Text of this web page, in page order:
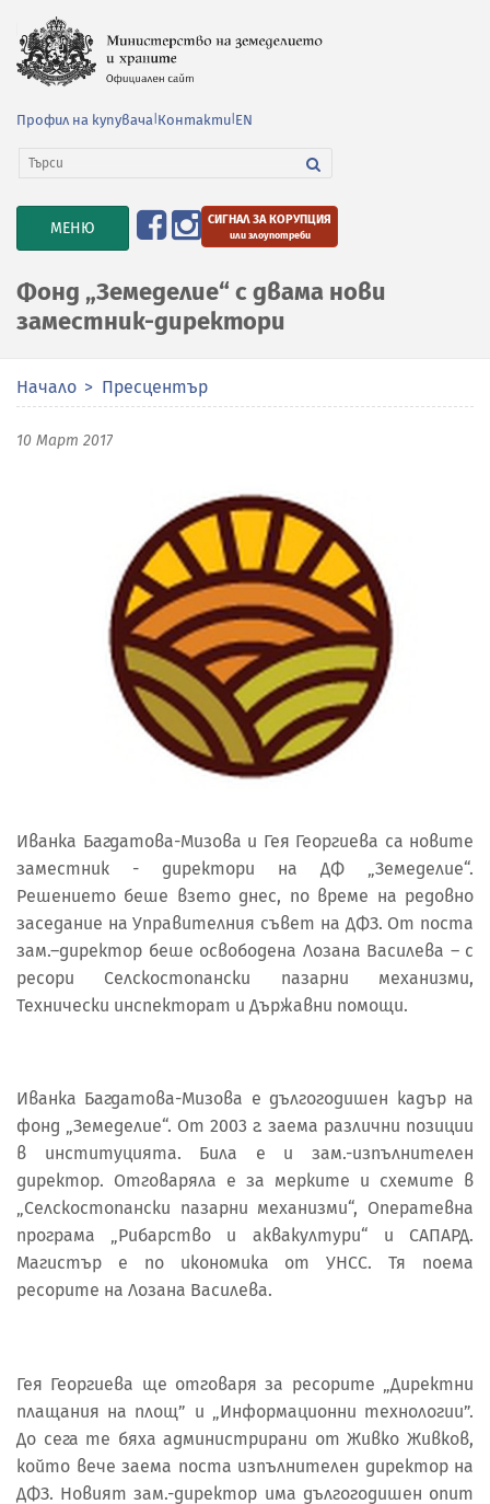
Профил на купувача Контакти EN
TOGGLE
NAVIGATION
МЕНЮ СИГНАЛ ЗА КОРУПЦИЯ
или злоупотреби
Фонд „Земеделие“ с двама нови
заместник-директори
Начало Пресцентър
10 Март 2017
Иванка Багдатова-Мизова и Гея Георгиева са новите
заместник - директори на ДФ „Земеделие“.
Решението беше взето днес, по време на редовно
заседание на Управителния съвет на ДФЗ. От поста
зам.–директор беше освободена Лозана Василева – с
ресори Селскостопански пазарни механизми,
Технически инспекторат и Държавни помощи.
Иванка Багдатова-Мизова е дългогодишен кадър на
фонд „Земеделие“. От 2003 г. заема различни позиции
в институцията. Била е и зам.-изпълнителен
директор. Отговаряла е за мерките и схемите в
„Селскостопански пазарни механизми“, Оператевна
програма „Рибарство и аквакултури“ и САПАРД.
Магистър е по икономика от УНСС. Тя поема
ресорите на Лозана Василева.
Гея Георгиева ще отговаря за ресорите „Директни
плащания на площ” и „Информационни технологии”.
До сега те бяха администрирани от Живко Живков,
който вече заема поста изпълнителен директор на
ДФЗ. Новият зам.-директор има дългогодишен опит